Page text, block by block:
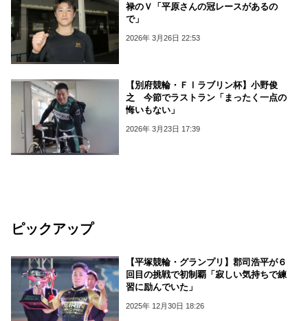
禄のＶ「平原さんの冠レースがあるの
で」
2026年 3月26日 22:53
【別府競輪・ＦⅠラブリン杯】小野俊
之 今節でラストラン「まったく一点の
悔いもない」
2026年 3月23日 17:39
ピックアップ
【平塚競輪・グランプリ】郡司浩平が６
回目の挑戦で初制覇「寂しい気持ちで練
習に励んでいた」
2025年 12月30日 18:26